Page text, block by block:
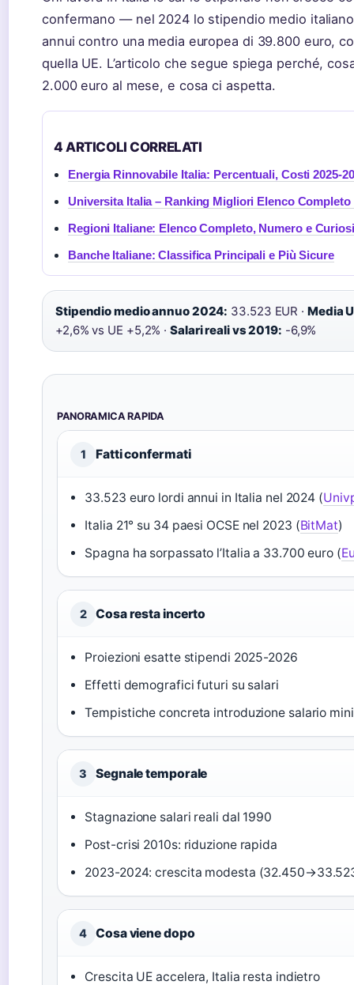
confermano — nel 2024 lo stipendio medio
annui contro una media europea di 39.800 euro,
quella UE. L’articolo che segue spiega perché,
2.000 euro al mese, e cosa ci aspetta.
4 ARTICOLI CORRELATI
Energia Rinnovabile Italia: Percentuali, Costi 2025-
Universita Italia – Ranking Migliori Elenco Completo
Regioni Italiane: Elenco Completo, Numero e
Banche Italiane: Classifica Principali e Più Sicure
Stipendio medio annuo 2024: 33.523 EUR · Media
+2,6% vs UE +5,2% · Salari reali vs 2019: -6,9%
PANORAMICA RAPIDA
1 Fatti confermati
33.523 euro lordi annui in Italia nel 2024 (
Italia 21° su 34 paesi OCSE nel 2023 (BitMat)
Spagna ha sorpassato l’Italia a 33.700 euro (
2 Cosa resta incerto
Proiezioni esatte stipendi 2025-2026
Effetti demografici futuri su salari
Tempistiche concreta introduzione salario
3 Segnale temporale
Stagnazione salari reali dal 1990
Post-crisi 2010s: riduzione rapida
2023-2024: crescita modesta
4 Cosa viene dopo
Crescita UE accelera, Italia resta indietro